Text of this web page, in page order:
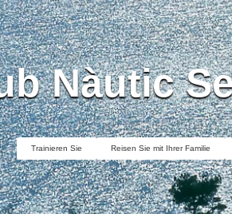
Nàutic
Trainieren Sie Reisen Sie mit Ihrer Familie